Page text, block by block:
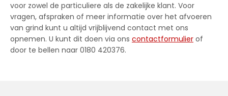
voor zowel de particuliere als de zakelijke klant. Voor
vragen, afspraken of meer informatie over het afvoeren
van grind kunt u altijd vrijblijvend contact met ons
opnemen. U kunt dit doen via ons contactformulier of
door te bellen naar 0180 420376.